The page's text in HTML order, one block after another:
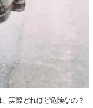
実際どれほど危険なの？